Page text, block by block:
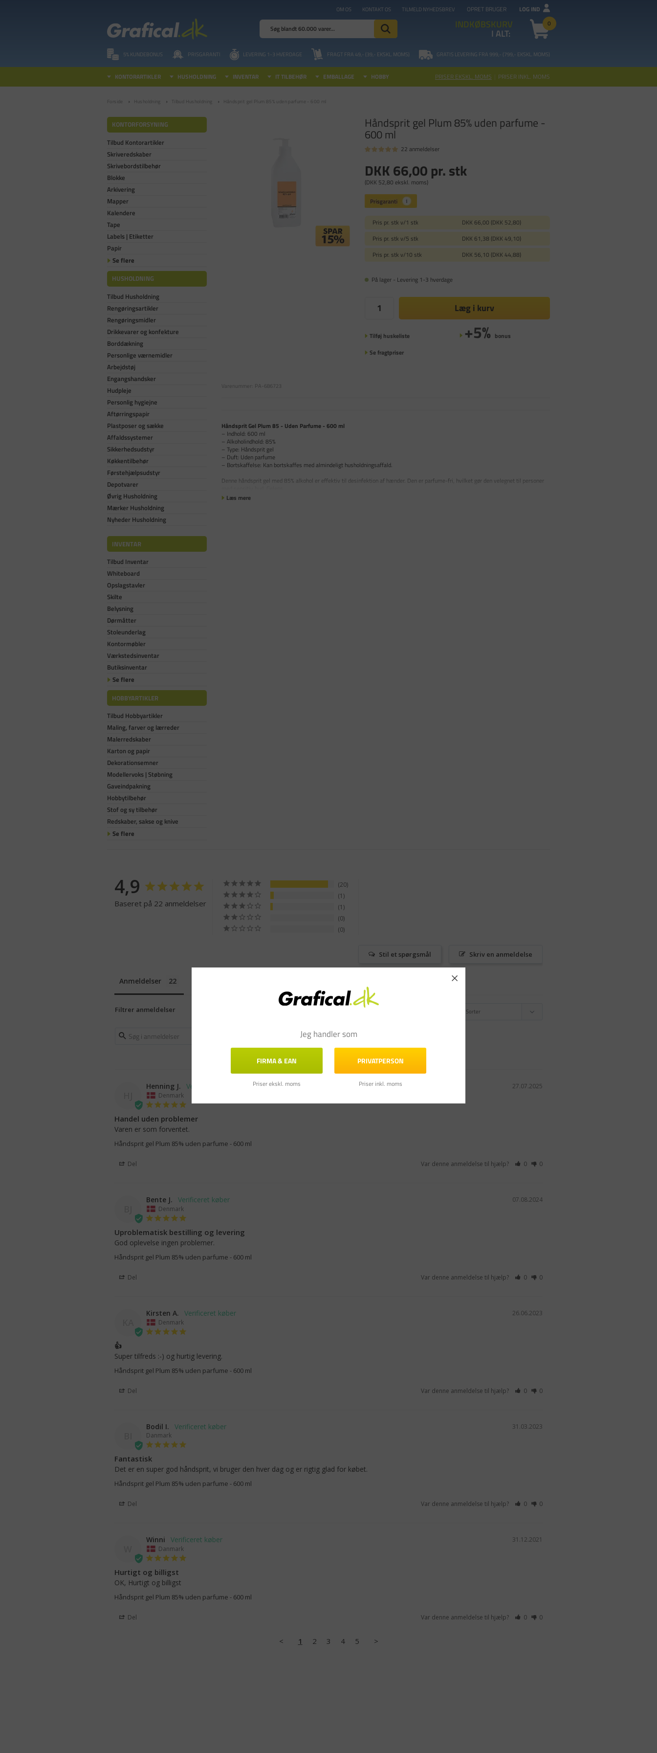
OM OS KONTAKT OS TILMELD NYHEDSBREV OPRET BRUGER LOG IND
INDKØBSKURV 0
I ALT:
5% KUNDEBONUS PRISGARANTI LEVERING 1-3 HVERDAGE FRAGT FRA 49,- (39,- EKSKL. MOMS) GRATIS LEVERING FRA 999,- (799,- EKSKL. MOMS)
KONTORARTIKLER HUSHOLDNING INVENTAR IT TILBEHØR EMBALLAGE HOBBY PRISER EKSKL. MOMS | PRISER INKL. MOMS
Forside Husholdning Tilbud Husholdning Håndsprit gel Plum 85% uden parfume - 600 ml
KONTORFORSYNING
Tilbud Kontorartikler
Skriveredskaber
Skrivebordstilbehør
Blokke
Arkivering
Mapper
Kalendere
Tape
Labels | Etiketter
Papir
Se flere
HUSHOLDNING
Tilbud Husholdning
Rengøringsartikler
Rengøringsmidler
Drikkevarer og konfekture
Borddækning
Personlige værnemidler
Arbejdstøj
Engangshandsker
Hudpleje
Personlig hygiejne
Aftørringspapir
Plastposer og sække
Affaldssystemer
Sikkerhedsudstyr
Køkkentilbehør
Førstehjælpsudstyr
Depotvarer
Øvrig Husholdning
Mærker Husholdning
Nyheder Husholdning
INVENTAR
Tilbud Inventar
Whiteboard
Opslagstavler
Skilte
Belysning
Dørmåtter
Stoleunderlag
Kontormøbler
Værkstedsinventar
Butiksinventar
Se flere
HOBBYARTIKLER
Tilbud Hobbyartikler
Maling, farver og lærreder
Malerredskaber
Karton og papir
Dekorationsemner
Modellervoks | Støbning
Gaveindpakning
Hobbytilbehør
Stof og sy tilbehør
Redskaber, sakse og knive
Se flere
Håndsprit gel Plum 85% uden parfume -
600 ml
22 anmeldelser
DKK 66,00 pr. stk
(DKK 52,80 ekskl. moms)
Pris pr. stk v/1 stk
DKK 66,00 (DKK 52,80)
Pris pr. stk v/5 stk
DKK 61,38 (DKK 49,10)
Pris pr. stk v/10 stk
DKK 56,10 (DKK 44,88)
På lager - Levering 1-3 hverdage
Læg i kurv
Tilføj huskeliste +5% bonus
Se fragtpriser
Varenummer: PA-686723
Håndsprit Gel Plum 85 - Uden Parfume - 600 ml
– Indhold: 600 ml
– Alkoholindhold: 85%
– Type: Håndsprit gel
– Duft: Uden parfume
– Bortskaffelse: Kan bortskaffes med almindeligt husholdningsaffald.
Denne håndsprit gel med 85% alkohol er effektiv til desinfektion af hænder. Den er parfume-fri, hvilket gør den velegnet til personer
Læs mere
4,9
Baseret på 22 anmeldelser
20
1
1
0
0
Skriv en anmeldelse
Stil et spørgsmål
Anmeldelser
Filtrer anmeldelser
27.07.2025
Henning J.
Denmark
Handel uden problemer
Varen er som forventet.
Håndsprit gel Plum 85% uden parfume - 600 ml
Del Var denne anmeldelse til hjælp? 0 0
07.08.2024
Bente J.
Denmark
Uproblematisk bestilling og levering
God oplevelse ingen problemer.
Håndsprit gel Plum 85% uden parfume - 600 ml
Del Var denne anmeldelse til hjælp? 0 0
26.06.2023
Kirsten A.
Denmark
👍
Super tilfreds :-) og hurtig levering.
Håndsprit gel Plum 85% uden parfume - 600 ml
Del Var denne anmeldelse til hjælp? 0 0
31.03.2023
Bodil I.
Danmark
Fantastisk
Det er en super god håndsprit, vi bruger den hver dag og er rigtig glad for købet.
Håndsprit gel Plum 85% uden parfume - 600 ml
Del Var denne anmeldelse til hjælp? 0 0
31.12.2021
Winni
Danmark
Hurtigt og billigst
OK, Hurtigt og billigst
Håndsprit gel Plum 85% uden parfume - 600 ml
Del Var denne anmeldelse til hjælp? 0 0
< 1 2 3 4 5 >
Jeg handler som
FIRMA & EAN
Priser ekskl. moms
PRIVATPERSON
Priser inkl. moms